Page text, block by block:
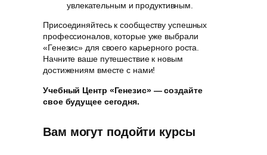
увлекательным и продуктивным.
Присоединяйтесь к сообществу успешных
профессионалов, которые уже выбрали
«Генезис» для своего карьерного роста.
Начните ваше путешествие к новым
достижениям вместе с нами!
Учебный Центр «Генезис» — создайте
свое будущее сегодня.
Вам могут подойти курсы